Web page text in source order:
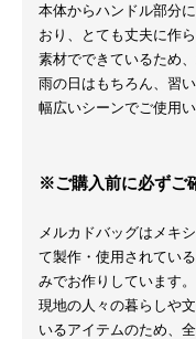
本体からハンドル部分
おり、とても丈夫に作
素材でできているため
雨の日はもちろん、習
幅広いシーンでご使用い
※ご購入前に必ずご
メルカドバッグはメキ
て製作・使用されてい
みでお作りしています。
現地の人々の暮らしや
いるアイテムのため、